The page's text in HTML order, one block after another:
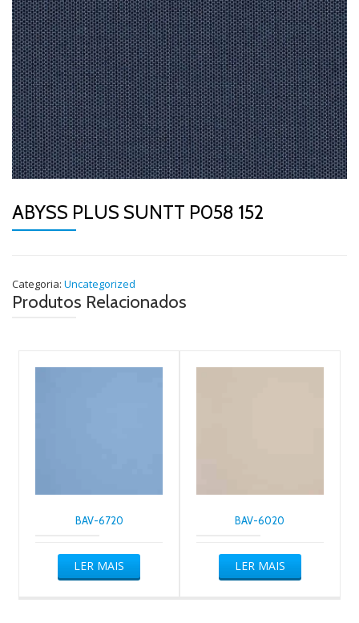
ABYSS PLUS SUNTT P058 152
Categoria: Uncategorized
Produtos Relacionados
BAV-6720
LER MAIS
BAV-6020
LER MAIS